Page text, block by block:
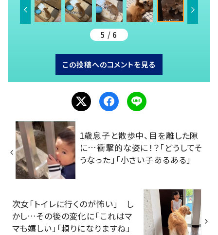
5 / 6
この投稿へのコメントを見る
1歳息子と散歩中、目を離した隙
に…衝撃的な姿に！？「どうしてそ
うなった」「小さい子あるある」
次女「トイレに行くのが怖い」 し
かし…その後の変化に「これはマ
マも嬉しい」「頼りになりますね」